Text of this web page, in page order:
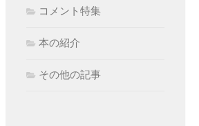
コメント特集
本の紹介
その他の記事